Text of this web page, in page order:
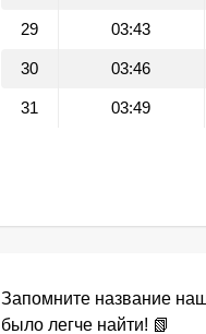
29 03:43
30 03:46
31 03:49
Запомните название
было легче найти! 📗